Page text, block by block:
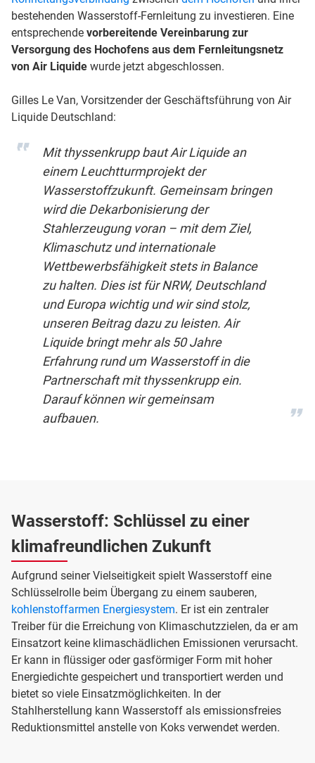
bestehenden Wasserstoff-Fernleitung zu investieren. Eine
entsprechende vorbereitende Vereinbarung zur
Versorgung des Hochofens aus dem Fernleitungsnetz
von Air Liquide wurde jetzt abgeschlossen.
Gilles Le Van, Vorsitzender der Geschäftsführung von Air
Liquide Deutschland:
Mit thyssenkrupp baut Air Liquide an
einem Leuchtturmprojekt der
Wasserstoffzukunft. Gemeinsam bringen
wird die Dekarbonisierung der
Stahlerzeugung voran – mit dem Ziel,
Klimaschutz und internationale
Wettbewerbsfähigkeit stets in Balance
zu halten. Dies ist für NRW, Deutschland
und Europa wichtig und wir sind stolz,
unseren Beitrag dazu zu leisten. Air
Liquide bringt mehr als 50 Jahre
Erfahrung rund um Wasserstoff in die
Partnerschaft mit thyssenkrupp ein.
Darauf können wir gemeinsam
aufbauen.
Wasserstoff: Schlüssel zu einer
klimafreundlichen Zukunft
Aufgrund seiner Vielseitigkeit spielt Wasserstoff eine
Schlüsselrolle beim Übergang zu einem sauberen,
kohlenstoffarmen Energiesystem. Er ist ein zentraler
Treiber für die Erreichung von Klimaschutzzielen, da er am
Einsatzort keine klimaschädlichen Emissionen verursacht.
Er kann in flüssiger oder gasförmiger Form mit hoher
Energiedichte gespeichert und transportiert werden und
bietet so viele Einsatzmöglichkeiten. In der
Stahlherstellung kann Wasserstoff als emissionsfreies
Reduktionsmittel anstelle von Koks verwendet werden.